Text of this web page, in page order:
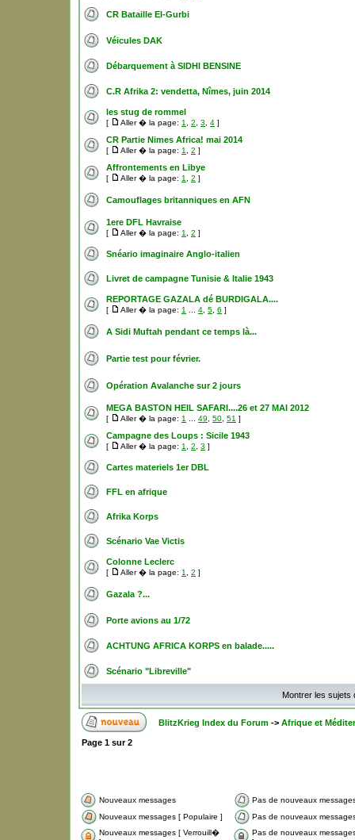
CR Bataille El-Gurbi
Véicules DAK
Débarquement à SIDHI BENSINE
C.R Afrika 2: vendetta, Nîmes, juin 2014
les stug de rommel
[ Aller � la page: 1 2 3 4 ]
CR Partie Nimes Africa! mai 2014
[ Aller � la page: 1 2 ]
Affrontements en Libye
[ Aller � la page: 1 2 ]
Camouflages britanniques en AFN
1ere DFL Havraise
[ Aller � la page: 1 2 ]
Snéario imaginaire Anglo-italien
Livret de campagne Tunisie & Italie 1943
REPORTAGE GAZALA dé BURDIGALA....
[ Aller � la page: 1 4 5 6 ]
A Sidi Muftah pendant ce temps là...
Partie test pour février.
Opération Avalanche sur 2 jours
MEGA BASTON HEIL SAFARI....26 et 27 MAI 2012
[ Aller � la page: 1 49 50 51 ]
Campagne des Loups : Sicile 1943
[ Aller � la page: 1 2 3 ]
Cartes materiels 1er DBL
FFL en afrique
Afrika Korps
Scénario Vae Victis
Colonne Leclerc
[ Aller � la page: 1 2 ]
Gazala ?...
Porte avions au 1/72
ACHTUNG AFRICA KORPS en balade.....
Scénario "Libreville"
Montrer les sujets
BlitzKrieg Index du Forum -> Afrique et
Page 1 sur2
Nouveaux messages
Pas de nouveaux
Nouveaux messages [ Populaire ]
Pas de nouveaux
Nouveaux messages [ Verrouill�
Pas de nouveaux